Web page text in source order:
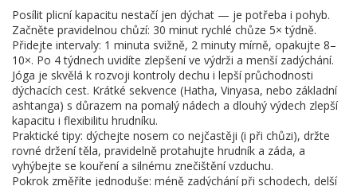
Posílit plicní kapacitu nestačí jen dýchat — je potřeba i pohyb.
Začněte pravidelnou chůzí: 30 minut rychlé chůze 5× týdně.
Přidejte intervaly: 1 minuta svižně, 2 minuty mírně, opakujte 8–
10×. Po 4 týdnech uvidíte zlepšení ve výdrži a menší zadýchání.
Jóga je skvělá k rozvoji kontroly dechu i lepší průchodnosti
dýchacích cest. Krátké sekvence (Hatha, Vinyasa, nebo základní
ashtanga) s důrazem na pomalý nádech a dlouhý výdech zlepší
kapacitu i flexibilitu hrudníku.
Praktické tipy: dýchejte nosem co nejčastěji (i při chůzi), držte
rovné držení těla, pravidelně protahujte hrudník a záda, a
vyhýbejte se kouření a silnému znečištění vzduchu.
Pokrok změříte jednoduše: méně zadýchání při schodech, delší